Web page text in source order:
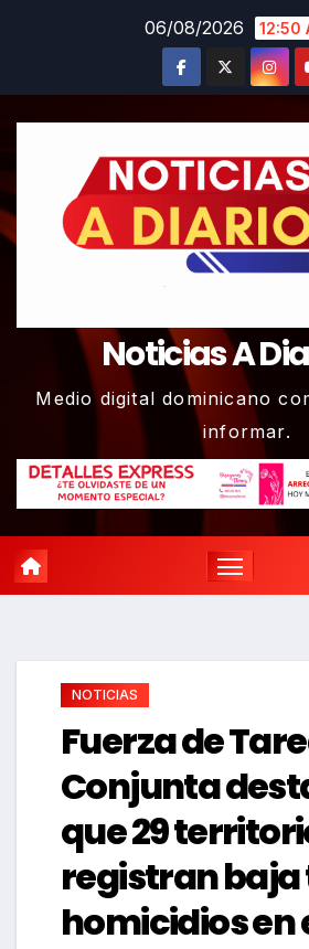
06/08/2026 12:50
Noticias A
Medio digital dominicano
informar.
NOTICIAS
Fuerza de
Conjunta
que 29
registran baja
homicidios en